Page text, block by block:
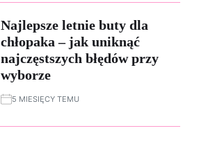
Najlepsze letnie buty dla
chłopaka – jak uniknąć
najczęstszych błędów przy
wyborze
5 MIESIĘCY TEMU